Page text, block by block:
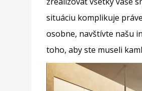
situáciu komplikuje
osobne, navštívte našu
toho, aby ste museli